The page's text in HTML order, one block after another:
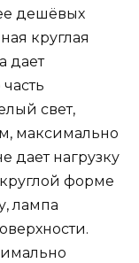
дешёвых
круглая
дает
свет,
максимально
дает нагрузку
форме
лампа